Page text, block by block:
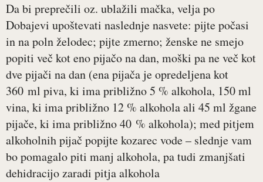
Da bi preprečili oz. ublažili mačka, velja po
Dobajevi upoštevati naslednje nasvete: pijte počasi
in na poln želodec; pijte zmerno; ženske ne smejo
popiti več kot eno pijačo na dan, moški pa ne več kot
dve pijači na dan (ena pijača je opredeljena kot
360 ml piva, ki ima približno 5 % alkohola, 150 ml
vina, ki ima približno 12 % alkohola ali 45 ml žgane
pijače, ki ima približno 40 % alkohola); med pitjem
alkoholnih pijač popijte kozarec vode – slednje vam
bo pomagalo piti manj alkohola, pa tudi zmanjšati
dehidracijo zaradi pitja alkohola